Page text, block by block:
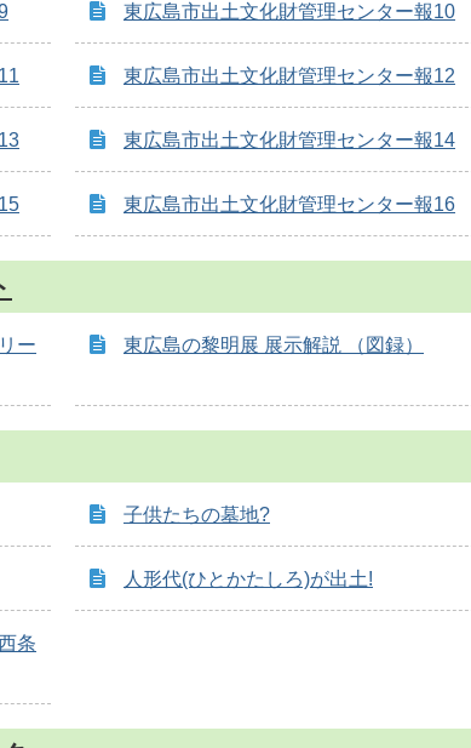
東広島市出土文化財管理センター報10
東広島市出土文化財管理センター報12
東広島市出土文化財管理センター報14
東広島市出土文化財管理センター報16
ー
東広島の黎明展 展示解説 （図録）
子供たちの墓地?
人形代(ひとかたしろ)が出土!
条